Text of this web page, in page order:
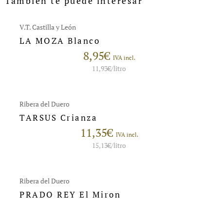
V.T. Castilla y León
LA MOZA Blanco
8,95€ IVA incl.
11,93€/litro
Ribera del Duero
TARSUS Crianza
11,35€ IVA incl.
15,13€/litro
Ribera del Duero
PRADO REY El Miron